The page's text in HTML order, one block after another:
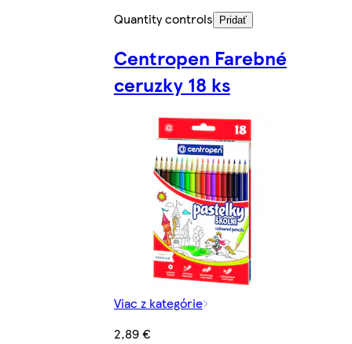
Quantity controls
Pridať
Centropen Farebné
ceruzky 18 ks
Viac z kategórie
2,89 €